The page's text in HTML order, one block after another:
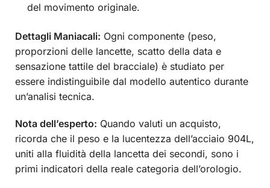
del movimento originale.
Dettagli Maniacali: Ogni componente (peso,
proporzioni delle lancette, scatto della data e
sensazione tattile del bracciale) è studiato per
essere indistinguibile dal modello autentico durante
un’analisi tecnica.
Nota dell’esperto: Quando valuti un acquisto,
ricorda che il peso e la lucentezza dell’acciaio 904L,
uniti alla fluidità della lancetta dei secondi, sono i
primi indicatori della reale categoria dell’orologio.